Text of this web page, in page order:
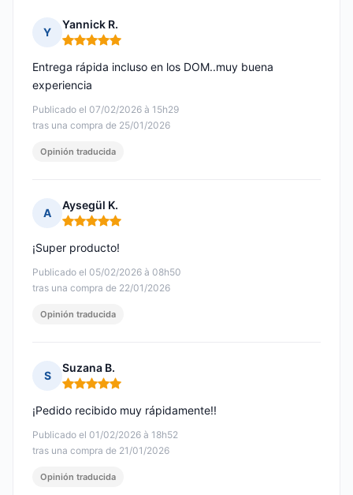
Y
Yannick R.
Nota: 5 de 5
Publicado el 07/02/2026 à 15h29
tras una compra de 25/01/2026
Entrega rápida incluso en los DOM..muy buena
experiencia
Opinión traducida
A
Aysegül K.
Nota: 5 de 5
Publicado el 05/02/2026 à 08h50
tras una compra de 22/01/2026
¡Super producto!
Opinión traducida
S
Suzana B.
Nota: 5 de 5
Publicado el 01/02/2026 à 18h52
tras una compra de 21/01/2026
¡Pedido recibido muy rápidamente!!
Opinión traducida